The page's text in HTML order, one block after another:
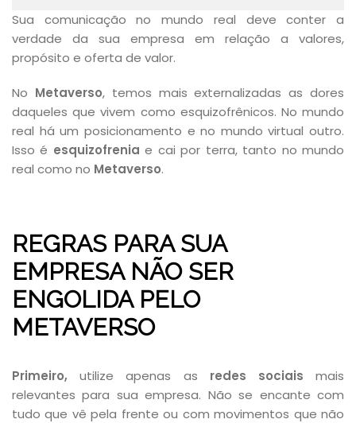
Sua comunicação no mundo real deve conter a
verdade da sua empresa em relação a valores,
propósito e oferta de valor.
No Metaverso, temos mais externalizadas as dores
daqueles que vivem como esquizofrênicos. No mundo
real há um posicionamento e no mundo virtual outro.
Isso é esquizofrenia e cai por terra, tanto no mundo
real como no Metaverso.
REGRAS PARA SUA
EMPRESA NÃO SER
ENGOLIDA PELO
METAVERSO
Primeiro,utilize apenas as redes sociais mais
relevantes para sua empresa. Não se encante com
tudo que vê pela frente ou com movimentos que não